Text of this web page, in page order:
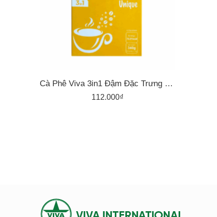
Cà Phê Viva 3in1 Đậm Đặc Trưng – Hộp 20 Gói X 17G
112.000₫